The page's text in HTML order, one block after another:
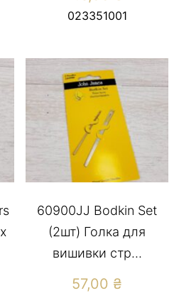
023351001
60900JJ Bodkin Set
(2шт) Голка для
вишивки стр...
57,00 ₴